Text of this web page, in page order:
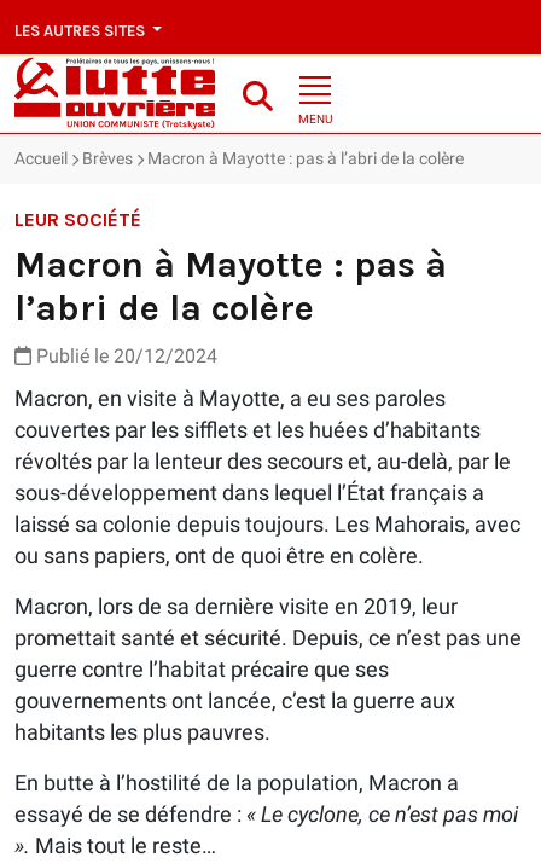
LES AUTRES SITES
MENU
Accueil Brèves Macron à Mayotte : pas à l’abri de la colère
LEUR SOCIÉTÉ
Macron à Mayotte : pas à
l’abri de la colère
Publié le 20/12/2024
Macron, en visite à Mayotte, a eu ses paroles
couvertes par les sifflets et les huées d’habitants
révoltés par la lenteur des secours et, au-delà, par le
sous-développement dans lequel l’État français a
laissé sa colonie depuis toujours. Les Mahorais, avec
ou sans papiers, ont de quoi être en colère.
Macron, lors de sa dernière visite en 2019, leur
promettait santé et sécurité. Depuis, ce n’est pas une
guerre contre l’habitat précaire que ses
gouvernements ont lancée, c’est la guerre aux
habitants les plus pauvres.
En butte à l’hostilité de la population, Macron a
essayé de se défendre : « Le cyclone, ce n’est pas moi
». Mais tout le reste…